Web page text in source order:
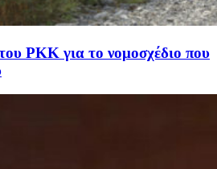
PKK για το νομοσχέδιο που